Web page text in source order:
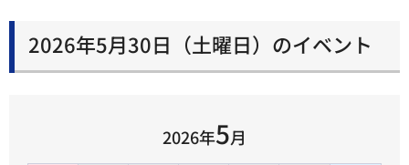
2026年5月30日（土曜日）のイベント
2026年5月